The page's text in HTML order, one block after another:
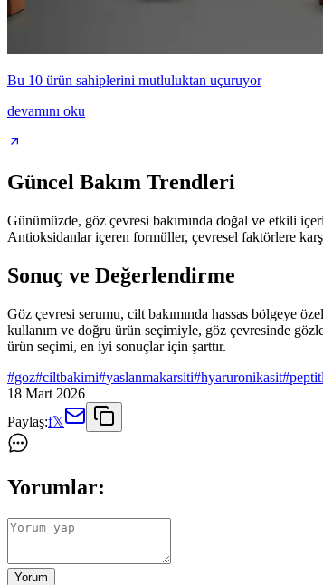
Bu 10 ürün sahiplerini mutluluktan uçuruyor
devamını oku
Güncel Bakım Trendleri
Günümüzde, göz çevresi bakımında doğal ve etkili
Antioksidanlar içeren formüller, çevresel faktörlere
Sonuç ve Değerlendirme
Göz çevresi serumu, cilt bakımında hassas bölgeye
kullanım ve doğru ürün seçimiyle, göz çevresinde
ürün seçimi, en iyi sonuçlar için şarttır.
#goz#ciltbakimi#yaslanmakarsiti#hyaruronikasit#
18 Mart 2026
Paylaş:f𝕏
Yorumlar:
Yorum